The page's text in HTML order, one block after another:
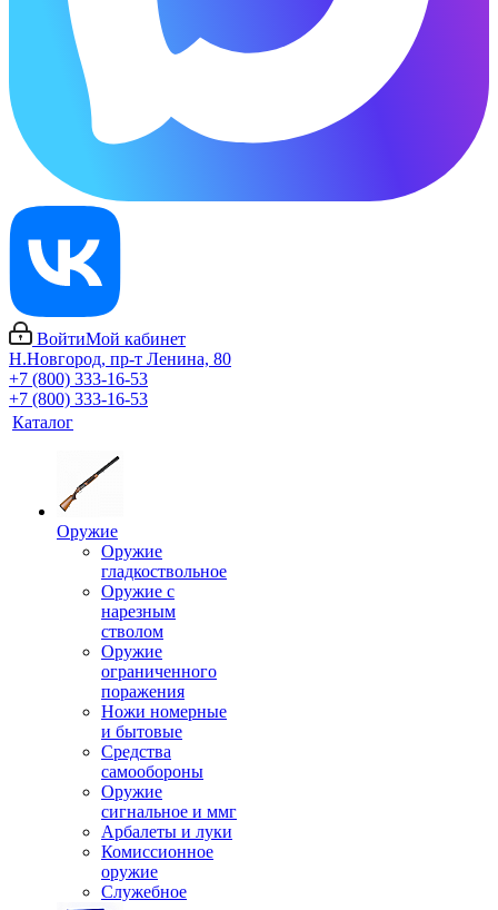
ВойтиМой кабинет
Н.Новгород, пр-т Ленина, 80
+7 (800) 333-16-53
+7 (800) 333-16-53
Каталог
Оружие
Оружие
гладкоствольное
Оружие с
нарезным
стволом
Оружие
ограниченного
поражения
Ножи номерные
и бытовые
Средства
самообороны
Оружие
сигнальное и ммг
Арбалеты и луки
Комиссионное
оружие
Служебное